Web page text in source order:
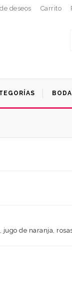
deseos Carrito
de naranja,